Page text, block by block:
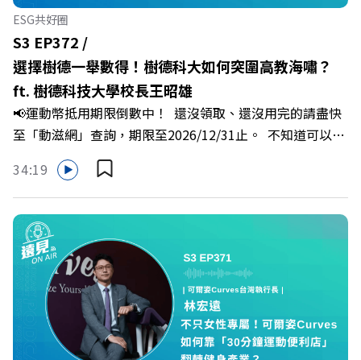
代，也能幫自己打造不被成敗輕易定義的強韌自我。 🔺 職
場衝突與霸凌從何而來？🔺 如何用「冰山對話」看穿主管
焦慮，將對立化為合作？🔺 怎麼做到「好奇少一點、批判
少一點」？🔺 面對AI時代的職涯焦慮，如何把自我價值打
分權拿回手裡？ +++++📓《透視職場冰山》新書介紹
>>>https://bookzone.cwgv.com.tw/book/BWL108🎂歡
慶遠見40歲生日！手速搶下破天荒的獨家優惠
>>>https://gvmkt.pse.is/9e5pbz✨關注《遠見》更多的社
群：LINE：https://reurl.cc/A4ELQpIG：
Powered by Firstory Hosting
ESG共好圈
S3 EP372 /
選擇樹德一舉數得！樹德科大如何突圍高教海嘯？
ft. 樹德科技大學校長王昭雄
📢運動幣抵用期限倒數中！ 還沒領取、還沒用完的請盡快
至「動滋網」查詢，期限至2026/12/31止。 不知道可以在
哪裡使用嗎？ 上「動滋網」【合作店家】專區，全台五千
多家合作業者任你選，馬上來找適用地點！ ➡️
https://fstry.pse.is/9epct2 —— 以上為 FMTaiwan 與
Firstory Podcast 廣告 —— 在少子化浪潮、私校面臨退場
海嘯的嚴峻考驗下，南台灣的技職學校該如何轉型突圍？
本集《遠見ON AIR》邀請到樹德科技大學校長王昭雄，帶
你解析樹德科大如何打造出兼顧學校永續發展與地方創生的
技職教育新典範！ 🔺如何從「傳統私校」轉型為「產學無
縫接軌者」？ 🔺AI如何深度賦能設計與人文學科學群？ 🔺
首創「菲律賓半導體專班」！驚豔科技界的國際精準育才
34:19